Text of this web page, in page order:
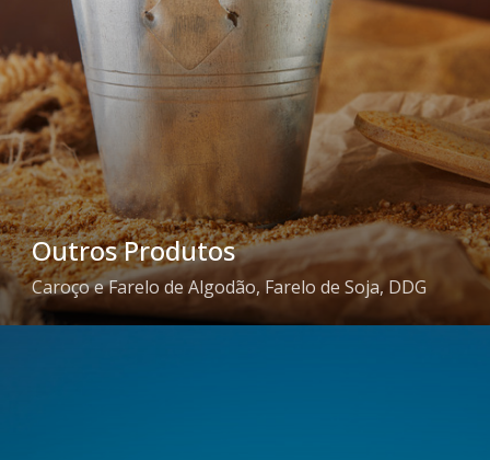
Outros Produtos
Caroço e Farelo de Algodão, Farelo de Soja, DDG